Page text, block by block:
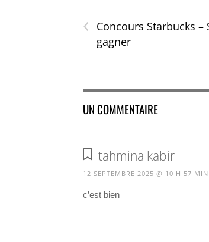
‹
Concours Starbucks –
gagner
UN COMMENTAIRE
tahmina kabir
12 SEPTEMBRE 2025 @ 10 H 57 MIN
c’est bien